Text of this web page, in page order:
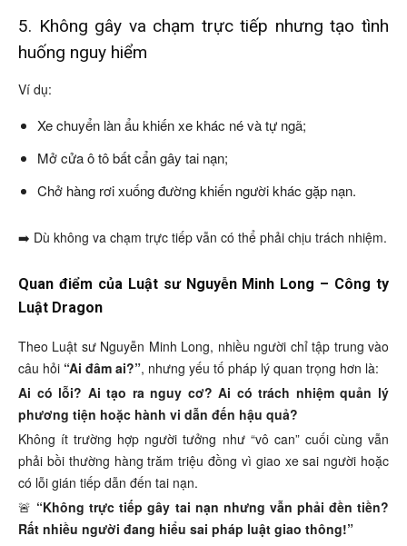
5. Không gây va chạm trực tiếp nhưng tạo tình
huống nguy hiểm
Ví dụ:
Xe chuyển làn ẩu khiến xe khác né và tự ngã;
Mở cửa ô tô bất cẩn gây tai nạn;
Chở hàng rơi xuống đường khiến người khác gặp nạn.
➡️ Dù không va chạm trực tiếp vẫn có thể phải chịu trách nhiệm.
Quan điểm của Luật sư Nguyễn Minh Long – Công ty
Luật Dragon
Theo Luật sư Nguyễn Minh Long, nhiều người chỉ tập trung vào
câu hỏi “Ai đâm ai?”, nhưng yếu tố pháp lý quan trọng hơn là:
Ai có lỗi? Ai tạo ra nguy cơ? Ai có trách nhiệm quản lý
phương tiện hoặc hành vi dẫn đến hậu quả?
Không ít trường hợp người tưởng như “vô can” cuối cùng vẫn
phải bồi thường hàng trăm triệu đồng vì giao xe sai người hoặc
có lỗi gián tiếp dẫn đến tai nạn.
🚨 “Không trực tiếp gây tai nạn nhưng vẫn phải đền tiền?
Rất nhiều người đang hiểu sai pháp luật giao thông!”